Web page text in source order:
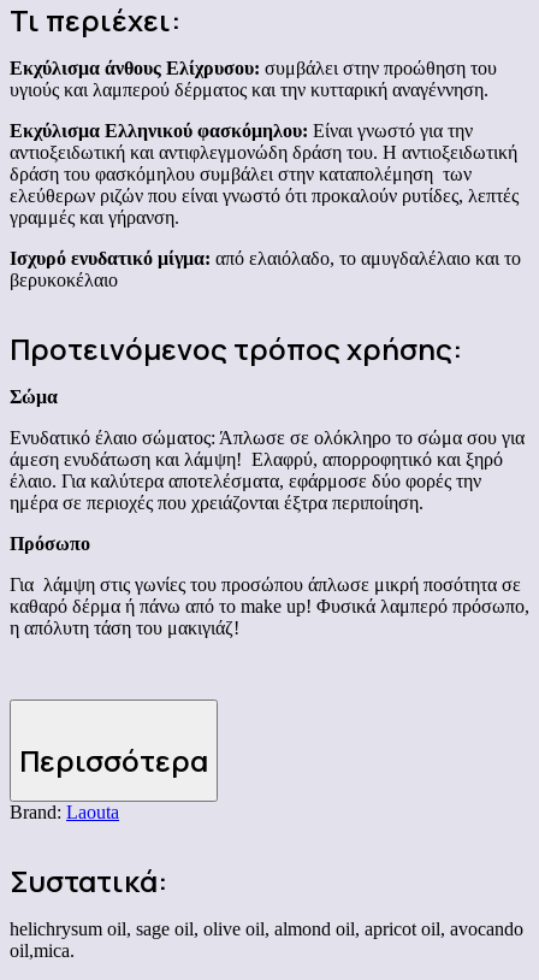
Τι περιέχει:
Εκχύλισμα άνθους Ελίχρυσου: συμβάλει στην προώθηση του
υγιούς και λαμπερού δέρματος και την κυτταρική αναγέννηση.
Εκχύλισμα Ελληνικού φασκόμηλου: Είναι γνωστό για την
αντιοξειδωτική και αντιφλεγμονώδη δράση του. H αντιοξειδωτική
δράση του φασκόμηλου συμβάλει στην καταπολέμηση των
ελεύθερων ριζών που είναι γνωστό ότι προκαλούν ρυτίδες, λεπτές
γραμμές και γήρανση.
Ισχυρό ενυδατικό μίγμα: από ελαιόλαδο, το αμυγδαλέλαιο και τo
βερυκοκέλαιο
Προτεινόμενος τρόπος χρήσης:
Σώμα
Ενυδατικό έλαιο σώματος: Άπλωσε σε ολόκληρο το σώμα σου για
άμεση ενυδάτωση και λάμψη! Ελαφρύ, απορροφητικό και ξηρό
έλαιο. Για καλύτερα αποτελέσματα, εφάρμοσε δύο φορές την
ημέρα σε περιοχές που χρειάζονται έξτρα περιποίηση.
Πρόσωπο
Για λάμψη στις γωνίες του προσώπου άπλωσε μικρή ποσότητα σε
καθαρό δέρμα ή πάνω από το make up! Φυσικά λαμπερό πρόσωπο,
η απόλυτη τάση του μακιγιάζ!
Περισσότερα
Brand: Laouta
Συστατικά:
helichrysum oil, sage oil, olive oil, almond oil, apricot oil, avocando
oil,mica.